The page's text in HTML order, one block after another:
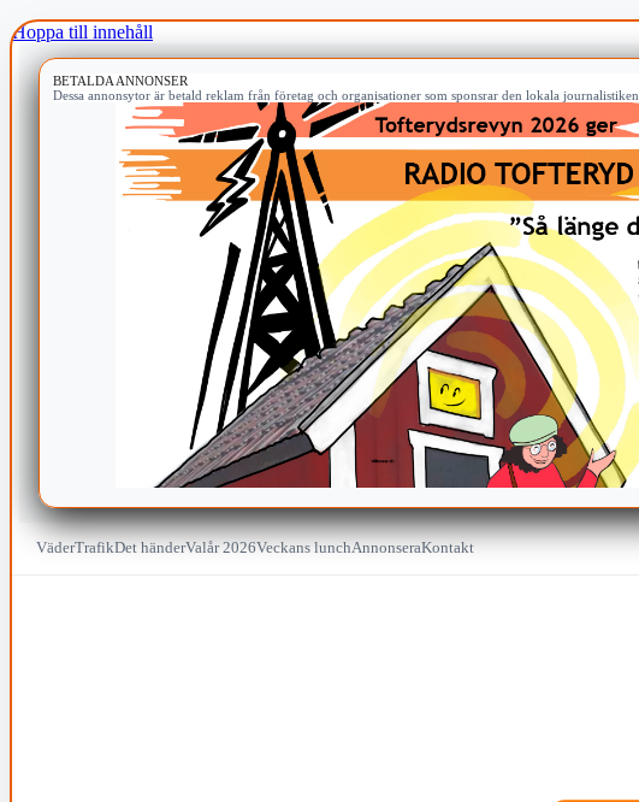
Hoppa till innehåll
BETALDA ANNONSER
Dessa annonsytor är betald reklam från företag och organisationer som sponsrar den lokala journalistiken.
VäderTrafikDet händerValår 2026Veckans lunchAnnonseraKontakt